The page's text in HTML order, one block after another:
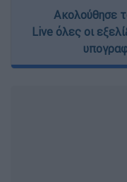
Ακολούθησε
Live όλες οι